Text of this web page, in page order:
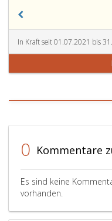
zur
Zeit
zur
des
bei
in
In Kraft seit 01.07.2021 bis
0 Kommentare
Es sind keine
vorhanden.